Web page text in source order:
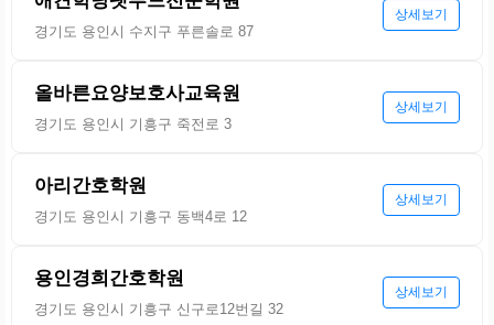
경기도 용인시 수지구 푸른솔로 87
상세보기
올바른요양보호사교육원
경기도 용인시 기흥구 죽전로 3
상세보기
아리간호학원
경기도 용인시 기흥구 동백4로 12
상세보기
용인경희간호학원
경기도 용인시 기흥구 신구로12번길 32
상세보기